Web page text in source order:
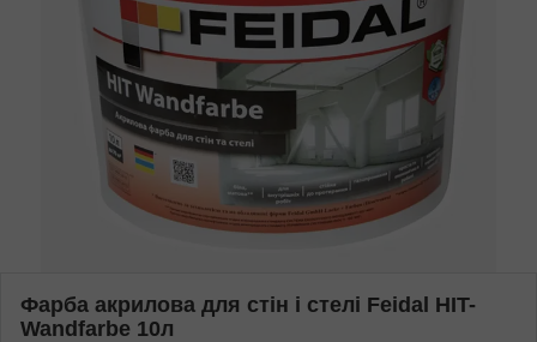
Фарба акрилова для стін і стелі Feidal HIT-
Wandfarbe 10л